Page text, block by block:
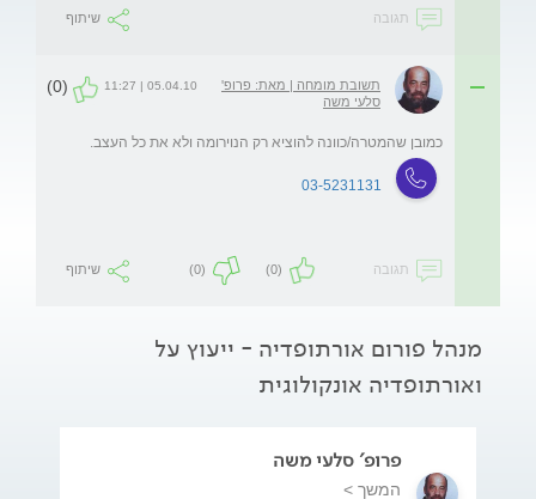
תגובה שיתוף
תשובת מומחה | מאת: פרופ'
סלעי משה
05.04.10 | 11:27
(0)
כמובן שהמטרה/כוונה להוציא רק הנוירומה ולא את כל העצב.
03-5231131
תגובה (0)
(0) שיתוף
מנהל פורום אורתופדיה - ייעוץ על
ואורתופדיה אונקולוגית
פרופ' סלעי משה
המשך >